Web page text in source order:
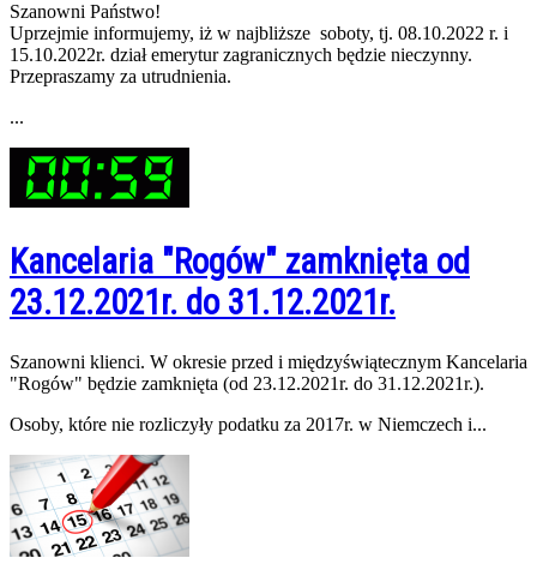
Szanowni Państwo!
Uprzejmie informujemy, iż w najbliższe soboty, tj. 08.10.2022 r. i
15.10.2022r. dział emerytur zagranicznych będzie nieczynny.
Przepraszamy za utrudnienia.
...
Kancelaria "Rogów" zamknięta od
23.12.2021r. do 31.12.2021r.
Szanowni klienci. W okresie przed i międzyświątecznym Kancelaria
"Rogów" będzie zamknięta (od 23.12.2021r. do 31.12.2021r.).
Osoby, które nie rozliczyły podatku za 2017r. w Niemczech i...